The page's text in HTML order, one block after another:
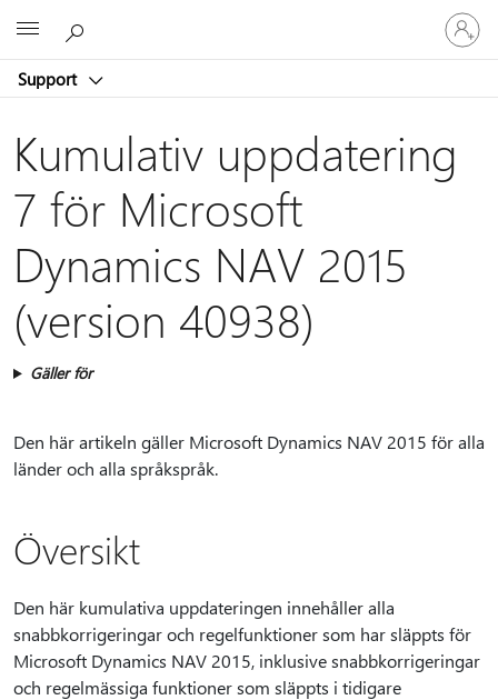
Support
Logga
in
på
konto
Kumulativ uppdatering
7 för Microsoft
Dynamics NAV 2015
(version 40938)
Gäller för
Den här artikeln gäller Microsoft Dynamics NAV 2015 för alla
länder och alla språkspråk.
Översikt
Den här kumulativa uppdateringen innehåller alla
snabbkorrigeringar och regelfunktioner som har släppts för
Microsoft Dynamics NAV 2015, inklusive snabbkorrigeringar
och regelmässiga funktioner som släppts i tidigare